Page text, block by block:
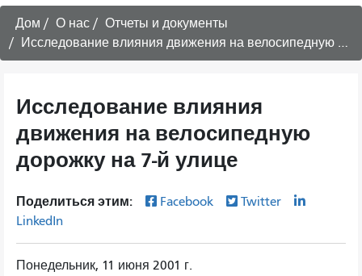
Дом О нас
Отчеты и документы
Исследование влияния движения на велосипедную дорожку на 7-й улице
Исследование влияния
движения на велосипедную
дорожку на 7-й улице
Поделиться этим: Facebook
Twitter
LinkedIn
Понедельник, 11 июня 2001 г.